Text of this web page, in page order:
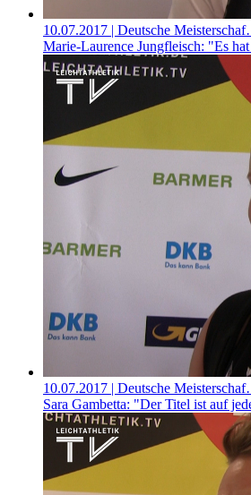
10.07.2017 | Deutsche
Marie-Laurence Jungfleisch: "Es
10.07.2017 | Deutsche
Sara Gambetta: "Der Titel ist auf